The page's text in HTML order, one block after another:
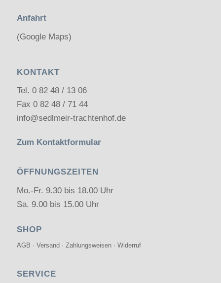
Anfahrt
(Google Maps)
KONTAKT
Tel. 0 82 48 / 13 06
Fax 0 82 48 / 71 44
info@sedlmeir-trachtenhof.de
Zum Kontaktformular
ÖFFNUNGSZEITEN
Mo.-Fr. 9.30 bis 18.00 Uhr
Sa. 9.00 bis 15.00 Uhr
SHOP
AGB · Versand · Zahlungsweisen· Widerruf
SERVICE